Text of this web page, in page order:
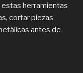
estas herramientas
cortar piezas
antes de